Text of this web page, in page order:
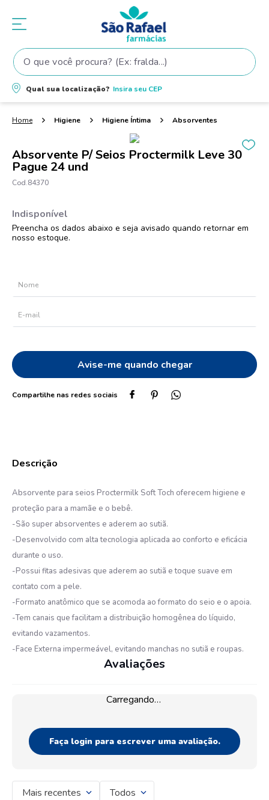
O que você procura? (Ex: fralda...)
Qual sua localização? Insira seu CEP
Higiene Higiene Íntima Absorventes
Absorvente P/ Seios Proctermilk Leve 30
Pague 24 und
84370
Absorvente para seios Proctermilk Soft Toch oferecem higiene e
proteção para a mamãe e o bebê.
-São super absorventes e aderem ao sutiã.
-Desenvolvido com alta tecnologia aplicada ao conforto e eficácia
durante o uso.
-Possui fitas adesivas que aderem ao sutiã e toque suave em
contato com a pele.
-Formato anatômico que se acomoda ao formato do seio e o apoia.
-Tem canais que facilitam a distribuição homogênea do líquido,
evitando vazamentos.
-Face Externa impermeável, evitando manchas no sutiã e roupas.
Avaliações
Carregando…
Faça login para escrever uma avaliação.
Mais recentes Todos
Termos mais buscados
1º fralda
shampoo
4º fralda pampers
5º tintura cabelo
7º dove
8º proge
10º